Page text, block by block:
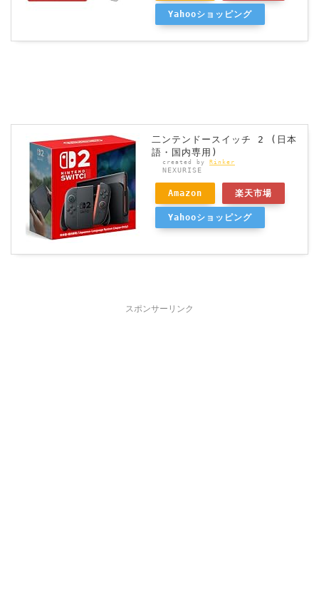
Yahooショッピング
二ンテンドースイッチ 2 (日本
語・国内専用)
created by Rinker
NEXURISE
Amazon 楽天市場
Yahooショッピング
スポンサーリンク